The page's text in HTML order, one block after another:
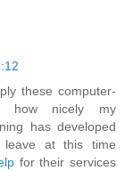
these computer-
how nicely my
has developed
at this time
for their services